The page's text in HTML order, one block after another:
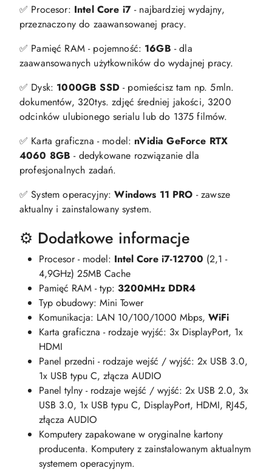
✅ Procesor: Intel Core i7 - najbardziej wydajny,
przeznaczony do zaawansowanej pracy.
✅ Pamięć RAM - pojemność: 16GB - dla
zaawansowanych użytkowników do wydajnej pracy.
✅ Dysk: 1000GB SSD- pomieścisz tam np. 5mln.
dokumentów, 320tys. zdjęć średniej jakości, 3200
odcinków ulubionego serialu lub do 1375 filmów.
✅ Karta graficzna - model: nVidia GeForce RTX
4060 8GB- dedykowane rozwiązanie dla
profesjonalnych zadań.
✅ System operacyjny:Windows 11 PRO - zawsze
aktualny i zainstalowany system.
⚙️ Dodatkowe informacje
Procesor - model: Intel Core i7-12700 (2,1 -
4,9GHz) 25MB Cache
Pamięć RAM - typ: 3200MHz DDR4
Typ obudowy: Mini Tower
Komunikacja: LAN 10/100/1000 Mbps, WiFi
Karta graficzna - rodzaje wyjść: 3x DisplayPort, 1x
HDMI
Panel przedni - rodzaje wejść / wyjść: 2x USB 3.0,
1x USB typu C, złącza AUDIO
Panel tylny - rodzaje wejść / wyjść: 2x USB 2.0, 3x
USB 3.0, 1x USB typu C, DisplayPort, HDMI, RJ45,
złącza AUDIO
Komputery zapakowane w oryginalne kartony
producenta. Komputery z zainstalowanym aktualnym
systemem operacyjnym.